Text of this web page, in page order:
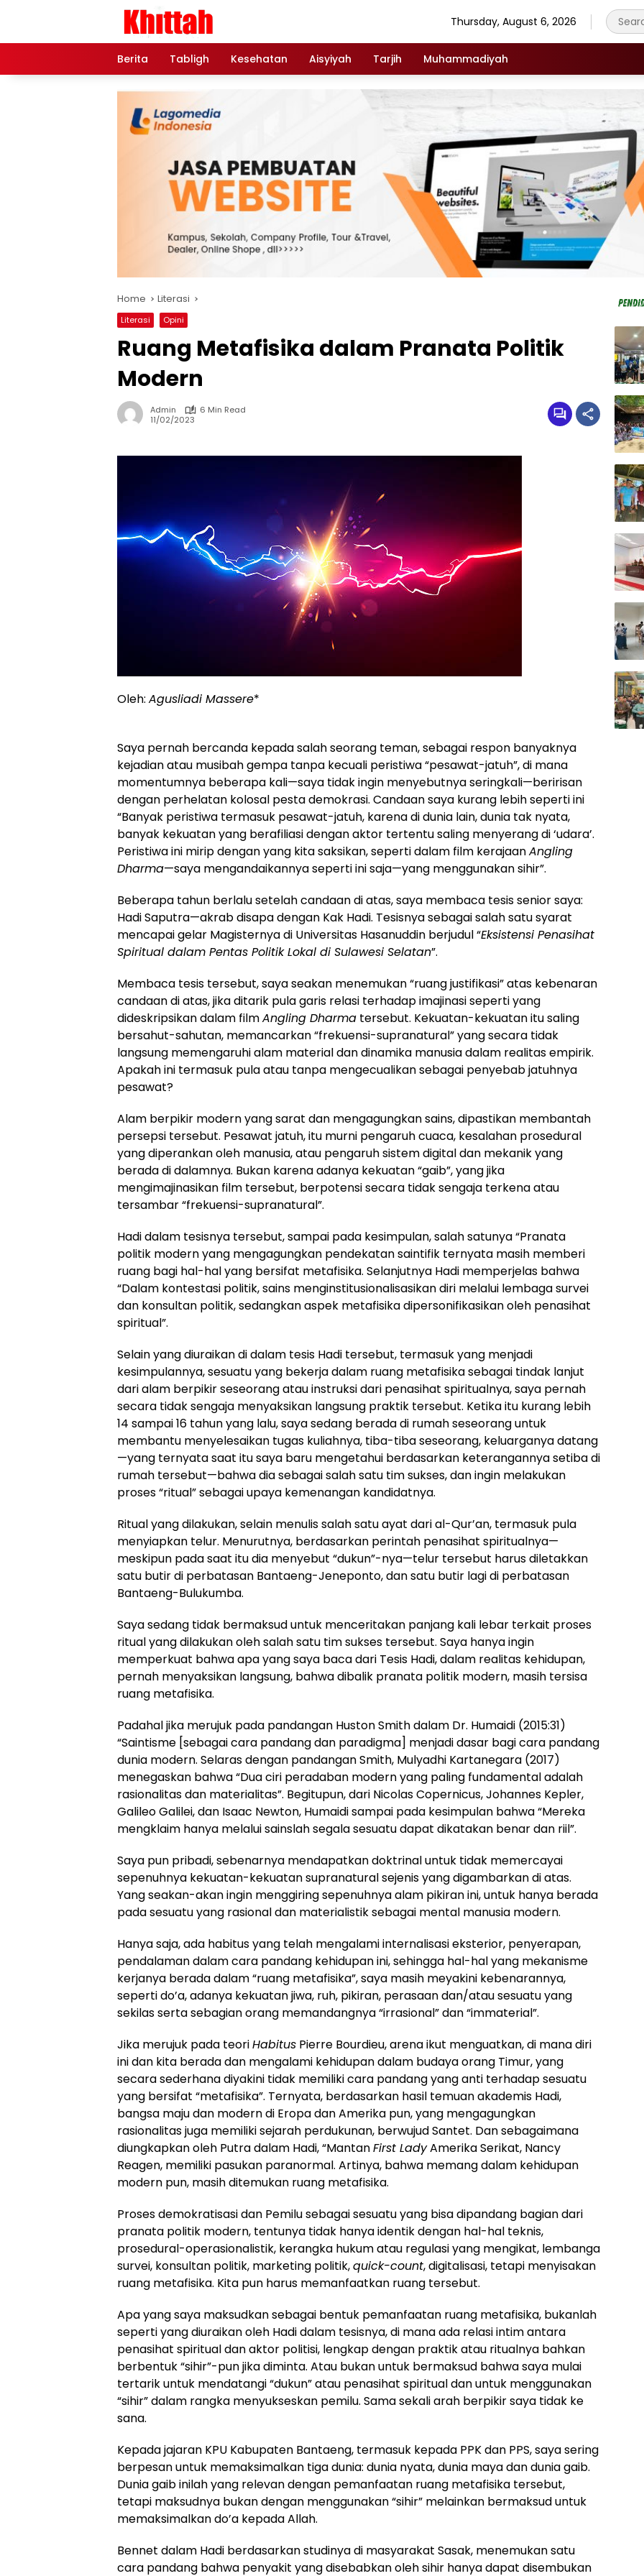
Thursday, August 6, 2026
Berita Tabligh Kesehatan Aisyiyah Tarjih Muhammadiyah
Home Literasi
Literasi Opini
Ruang Metafisika dalam Pranata Politik
Modern
Admin
6 Min Read
11/02/2023
Oleh: Agusliadi Massere*
Saya pernah bercanda kepada salah seorang teman, sebagai respon banyaknya
kejadian atau musibah gempa tanpa kecuali peristiwa “pesawat-jatuh”, di mana
momentumnya beberapa kali—saya tidak ingin menyebutnya seringkali—beririsan
dengan perhelatan kolosal pesta demokrasi. Candaan saya kurang lebih seperti ini
“Banyak peristiwa termasuk pesawat-jatuh, karena di dunia lain, dunia tak nyata,
banyak kekuatan yang berafiliasi dengan aktor tertentu saling menyerang di ‘udara’.
Peristiwa ini mirip dengan yang kita saksikan, seperti dalam film kerajaanAngling
Dharma—saya mengandaikannya seperti ini saja—yang menggunakan sihir”.
Beberapa tahun berlalu setelah candaan di atas, saya membaca tesis senior saya:
Hadi Saputra—akrab disapa dengan Kak Hadi. Tesisnya sebagai salah satu syarat
mencapai gelar Magisternya di Universitas Hasanuddin berjudul “Eksistensi Penasihat
Spiritual dalam Pentas Politik Lokal di Sulawesi Selatan”.
Membaca tesis tersebut, saya seakan menemukan “ruang justifikasi” atas kebenaran
candaan di atas, jika ditarik pula garis relasi terhadap imajinasi seperti yang
dideskripsikan dalam filmAngling Dharma tersebut. Kekuatan-kekuatan itu saling
bersahut-sahutan, memancarkan “frekuensi-supranatural” yang secara tidak
langsung memengaruhi alam material dan dinamika manusia dalam realitas empirik.
Apakah ini termasuk pula atau tanpa mengecualikan sebagai penyebab jatuhnya
pesawat?
Alam berpikir modern yang sarat dan mengagungkan sains, dipastikan membantah
persepsi tersebut. Pesawat jatuh, itu murni pengaruh cuaca, kesalahan prosedural
yang diperankan oleh manusia, atau pengaruh sistem digital dan mekanik yang
berada di dalamnya. Bukan karena adanya kekuatan “gaib”, yang jika
mengimajinasikan film tersebut, berpotensi secara tidak sengaja terkena atau
tersambar “frekuensi-supranatural”.
Hadi dalam tesisnya tersebut, sampai pada kesimpulan, salah satunya “Pranata
politik modern yang mengagungkan pendekatan saintifik ternyata masih memberi
ruang bagi hal-hal yang bersifat metafisika. Selanjutnya Hadi memperjelas bahwa
“Dalam kontestasi politik, sains menginstitusionalisasikan diri melalui lembaga survei
dan konsultan politik, sedangkan aspek metafisika dipersonifikasikan oleh penasihat
spiritual”.
Selain yang diuraikan di dalam tesis Hadi tersebut, termasuk yang menjadi
kesimpulannya, sesuatu yang bekerja dalam ruang metafisika sebagai tindak lanjut
dari alam berpikir seseorang atau instruksi dari penasihat spiritualnya, saya pernah
secara tidak sengaja menyaksikan langsung praktik tersebut. Ketika itu kurang lebih
14 sampai 16 tahun yang lalu, saya sedang berada di rumah seseorang untuk
membantu menyelesaikan tugas kuliahnya, tiba-tiba seseorang, keluarganya datang
—yang ternyata saat itu saya baru mengetahui berdasarkan keterangannya setiba di
rumah tersebut—bahwa dia sebagai salah satu tim sukses, dan ingin melakukan
proses “ritual” sebagai upaya kemenangan kandidatnya.
Ritual yang dilakukan, selain menulis salah satu ayat dari al-Qur’an, termasuk pula
menyiapkan telur. Menurutnya, berdasarkan perintah penasihat spiritualnya—
meskipun pada saat itu dia menyebut “dukun”-nya—telur tersebut harus diletakkan
satu butir di perbatasan Bantaeng-Jeneponto, dan satu butir lagi di perbatasan
Bantaeng-Bulukumba.
Saya sedang tidak bermaksud untuk menceritakan panjang kali lebar terkait proses
ritual yang dilakukan oleh salah satu tim sukses tersebut. Saya hanya ingin
memperkuat bahwa apa yang saya baca dari Tesis Hadi, dalam realitas kehidupan,
pernah menyaksikan langsung, bahwa dibalik pranata politik modern, masih tersisa
ruang metafisika.
Padahal jika merujuk pada pandangan Huston Smith dalam Dr. Humaidi (2015:31)
“Saintisme [sebagai cara pandang dan paradigma] menjadi dasar bagi cara pandang
dunia modern. Selaras dengan pandangan Smith, Mulyadhi Kartanegara (2017)
menegaskan bahwa “Dua ciri peradaban modern yang paling fundamental adalah
rasionalitas dan materialitas”. Begitupun, dari Nicolas Copernicus, Johannes Kepler,
Galileo Galilei, dan Isaac Newton, Humaidi sampai pada kesimpulan bahwa “Mereka
mengklaim hanya melalui sainslah segala sesuatu dapat dikatakan benar dan riil”.
Saya pun pribadi, sebenarnya mendapatkan doktrinal untuk tidak memercayai
sepenuhnya kekuatan-kekuatan supranatural sejenis yang digambarkan di atas.
Yang seakan-akan ingin menggiring sepenuhnya alam pikiran ini, untuk hanya berada
pada sesuatu yang rasional dan materialistik sebagai mental manusia modern.
Hanya saja, ada habitus yang telah mengalami internalisasi eksterior, penyerapan,
pendalaman dalam cara pandang kehidupan ini, sehingga hal-hal yang mekanisme
kerjanya berada dalam “ruang metafisika”, saya masih meyakini kebenarannya,
seperti do’a, adanya kekuatan jiwa, ruh, pikiran, perasaan dan/atau sesuatu yang
sekilas serta sebagian orang memandangnya “irrasional” dan “immaterial”.
Jika merujuk pada teoriHabitus Pierre Bourdieu, arena ikut menguatkan, di mana diri
ini dan kita berada dan mengalami kehidupan dalam budaya orang Timur, yang
secara sederhana diyakini tidak memiliki cara pandang yang anti terhadap sesuatu
yang bersifat “metafisika”. Ternyata, berdasarkan hasil temuan akademis Hadi,
bangsa maju dan modern di Eropa dan Amerika pun, yang mengagungkan
rasionalitas juga memiliki sejarah perdukunan, berwujud Santet. Dan sebagaimana
diungkapkan oleh Putra dalam Hadi, “MantanFirst LadyAmerika Serikat, Nancy
Reagen, memiliki pasukan paranormal. Artinya, bahwa memang dalam kehidupan
modern pun, masih ditemukan ruang metafisika.
Proses demokratisasi dan Pemilu sebagai sesuatu yang bisa dipandang bagian dari
pranata politik modern, tentunya tidak hanya identik dengan hal-hal teknis,
prosedural-operasionalistik, kerangka hukum atau regulasi yang mengikat, lembanga
survei, konsultan politik, marketing politik,quick-count, digitalisasi, tetapi menyisakan
ruang metafisika. Kita pun harus memanfaatkan ruang tersebut.
Apa yang saya maksudkan sebagai bentuk pemanfaatan ruang metafisika, bukanlah
seperti yang diuraikan oleh Hadi dalam tesisnya, di mana ada relasi intim antara
penasihat spiritual dan aktor politisi, lengkap dengan praktik atau ritualnya bahkan
berbentuk “sihir”-pun jika diminta. Atau bukan untuk bermaksud bahwa saya mulai
tertarik untuk mendatangi “dukun” atau penasihat spiritual dan untuk menggunakan
“sihir” dalam rangka menyukseskan pemilu. Sama sekali arah berpikir saya tidak ke
sana.
Kepada jajaran KPU Kabupaten Bantaeng, termasuk kepada PPK dan PPS, saya sering
berpesan untuk memaksimalkan tiga dunia: dunia nyata, dunia maya dan dunia gaib.
Dunia gaib inilah yang relevan dengan pemanfaatan ruang metafisika tersebut,
tetapi maksudnya bukan dengan menggunakan “sihir” melainkan bermaksud untuk
memaksimalkan do’a kepada Allah.
Bennet dalam Hadi berdasarkan studinya di masyarakat Sasak, menemukan satu
cara pandang bahwa penyakit yang disebabkan oleh sihir hanya dapat disembukan